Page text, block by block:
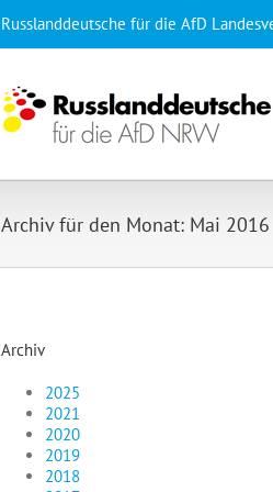
Russlanddeutsche für die AfD
Archiv für den Monat: Mai 2016
Archiv
2025
2021
2020
2019
2018